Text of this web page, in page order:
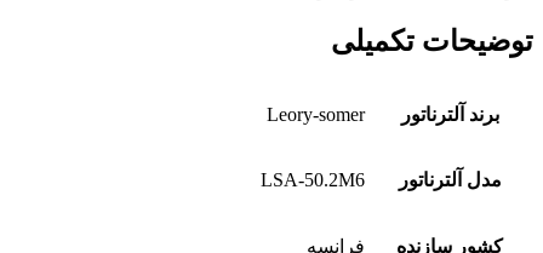
توضیحات تکمیلی
برند آلترناتور Leory-somer
مدل آلترناتور LSA-50.2M6
کشور سازنده فرانسه